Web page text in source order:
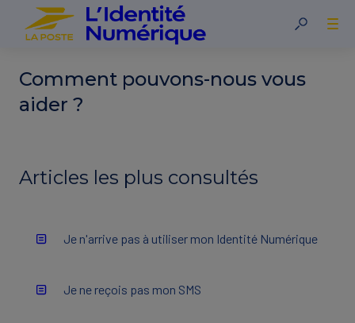
Comment pouvons-nous vous
aider ?
Articles les plus consultés
Je n'arrive pas à utiliser mon Identité Numérique
Je ne reçois pas mon SMS